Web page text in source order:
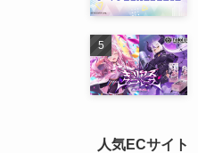
人気ECサイト